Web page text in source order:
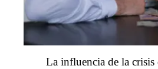
La influencia de la crisis